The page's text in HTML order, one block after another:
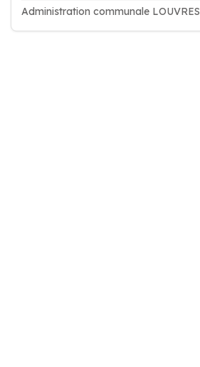
Administration communale LOUVRES